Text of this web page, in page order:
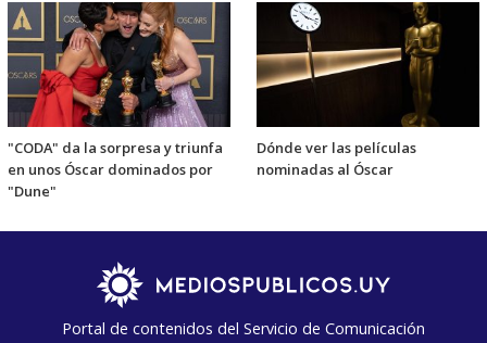
"CODA" da la sorpresa y triunfa
en unos Óscar dominados por
"Dune"
Dónde ver las películas
nominadas al Óscar
Portal de contenidos del Servicio de Comunicación